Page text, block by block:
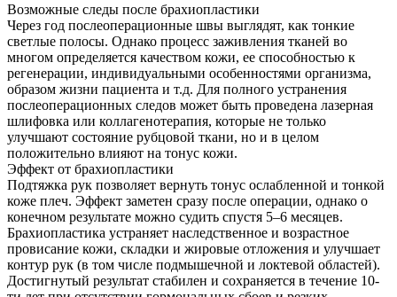
Возможные следы после брахиопластики
Через год послеоперационные швы выглядят, как тонкие
светлые полосы. Однако процесс заживления тканей во
многом определяется качеством кожи, ее способностью к
регенерации, индивидуальными особенностями организма,
образом жизни пациента и т.д. Для полного устранения
послеоперационных следов может быть проведена лазерная
шлифовка или коллагенотерапия, которые не только
улучшают состояние рубцовой ткани, но и в целом
положительно влияют на тонус кожи.
Эффект от брахиопластики
Подтяжка рук позволяет вернуть тонус ослабленной и тонкой
коже плеч. Эффект заметен сразу после операции, однако о
конечном результате можно судить спустя 5–6 месяцев.
Брахиопластика устраняет наследственное и возрастное
провисание кожи, складки и жировые отложения и улучшает
контур рук (в том числе подмышечной и локтевой областей).
Достигнутый результат стабилен и сохраняется в течение 10-